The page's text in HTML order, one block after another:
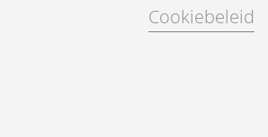
Cookiebeleid